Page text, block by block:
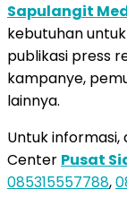
Sapulangit
kebutuhan
publikasi press
kampanye,
lainnya.
Untuk
Center Pusat
085315557788,